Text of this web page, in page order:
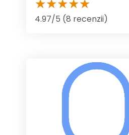
4.97/5 (8 recenzii)